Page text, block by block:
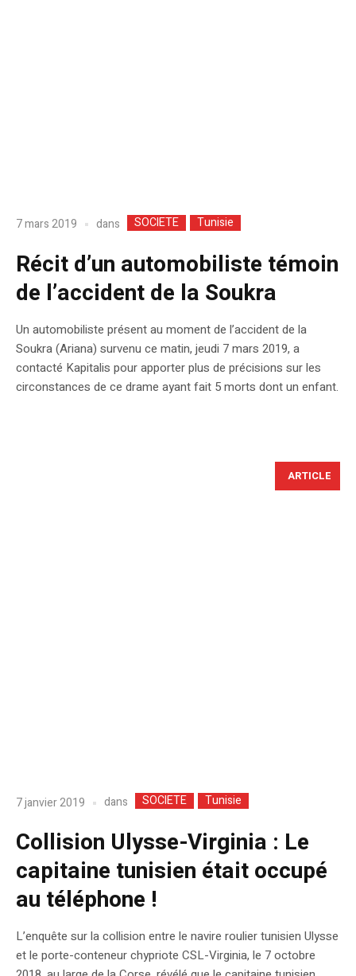
7 mars 2019 dans SOCIETE Tunisie
Récit d’un automobiliste témoin
de l’accident de la Soukra
Un automobiliste présent au moment de l’accident de la
Soukra (Ariana) survenu ce matin, jeudi 7 mars 2019, a
contacté Kapitalis pour apporter plus de précisions sur les
circonstances de ce drame ayant fait 5 morts dont un enfant.
ARTICLE
7 janvier 2019 dans SOCIETE Tunisie
Collision Ulysse-Virginia : Le
capitaine tunisien était occupé
au téléphone !
L’enquête sur la collision entre le navire roulier tunisien Ulysse
et le porte-conteneur chypriote CSL-Virginia, le 7 octobre